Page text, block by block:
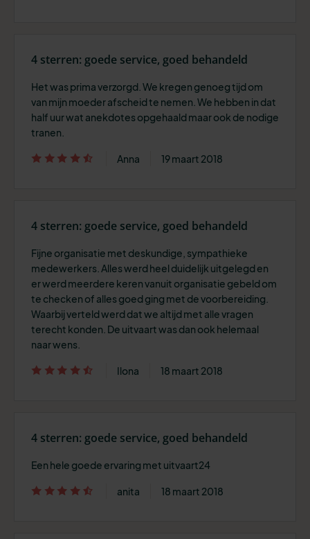
4 sterren: goede service, goed behandeld
Het was prima verzorgd. We kregen genoeg tijd om
van mijn moeder afscheid te nemen. We hebben in dat
half uur wat anekdotes opgehaald maar ook de nodige
tranen.
Anna 19 maart 2018
4 sterren: goede service, goed behandeld
Fijne organisatie met deskundige, sympathieke
medewerkers. Alles werd heel duidelijk uitgelegd en
er werd meerdere keren vanuit organisatie gebeld om
te checken of alles goed ging met de voorbereiding.
Waarbij verteld werd dat we altijd met alle vragen
terecht konden. De uitvaart was dan ook helemaal
naar wens.
Ilona 18 maart 2018
4 sterren: goede service, goed behandeld
Een hele goede ervaring met uitvaart24
anita 18 maart 2018